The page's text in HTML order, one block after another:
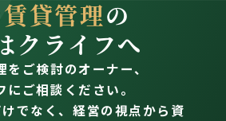
賃貸管理の
クライフへ
ご検討のオーナー、
ご相談ください。
でなく、経営の視点から資